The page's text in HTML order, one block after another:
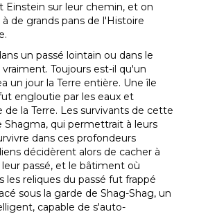
Einstein sur leur chemin, et on
de grands pans de l'Histoire
un passé lointain ou dans le
Toujours est-il qu'un
un jour la Terre entière. Une île
engloutie par les eaux et
la Terre. Les survivants de cette
Shagma, qui permettrait à leurs
dans ces profondeurs
décidèrent alors de cacher à
passé, et le bâtiment où
les reliques du passé fut frappé
sous la garde de Shag-Shag, un
capable de s'auto-